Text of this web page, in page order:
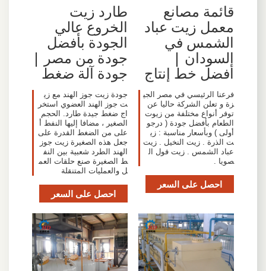
قائمة مصانع
معمل زيت عباد
الشمس في
السودان |
أفضل خط إنتاج
فرعنا الرئيسي في مصر الجي
زة و تعلن الشركة حاليا عن
توفر أنواع مختلفة من زيوت
الطعام بأفضل جودة ( درجو
أولى ) وبأسعار مناسبة : زي
ت الذرة . زيت النخيل . زيت
عباد الشمس . زيت فول ال
صويا .
احصل على السعر
طارد زيت
الخروع عالي
الجودة بأفضل
جودة من مصر |
جودة آلة ضغط
جودة زيت جوز الهند مع زي
ت جوز الهند العضوي استخر
اج ضغط جيدة طارد. الحجم
الصغير ، مضافا إليها النفط أ
على من الضغط القدرة على
جعل هذه الصغيرة زيت جوز
الهند الطرد شعبية بين النف
ط الصغيرة صنع حلقات العم
ل والعمليات المتنقلة
احصل على السعر